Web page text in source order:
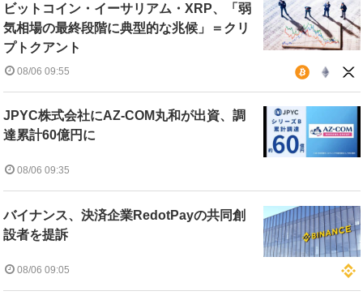
ビットコイン・イーサリアム・XRP、「弱
気相場の最終段階に典型的な兆候」＝クリ
プトクアント
08/06 09:55
JPYC株式会社にAZ-COM丸和が出資、調
達累計60億円に
08/06 09:35
バイナンス、決済企業RedotPayの共同創
設者を提訴
08/06 09:05